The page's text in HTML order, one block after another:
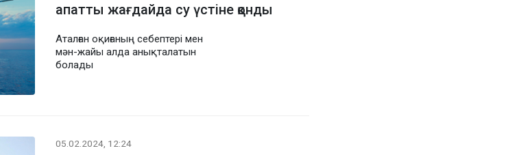
апатты жағдайда су үстіне қонды
Аталған оқиғаның себептері мен
мән-жайы алда анықталатын
болады
05.02.2024, 12:24